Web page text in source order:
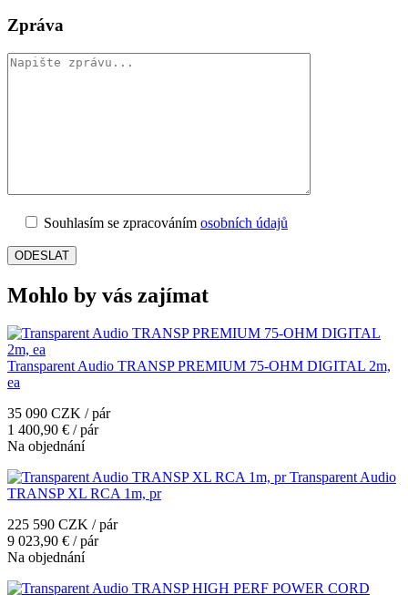
Zpráva
Souhlasím se zpracováním osobních údajů
Mohlo by vás zajímat
Transparent Audio TRANSP PREMIUM 75-OHM DIGITAL 2m,
ea
35 090 CZK / pár
1 400,90 € / pár
Na objednání
Transparent Audio
TRANSP XL RCA 1m, pr
225 590 CZK / pár
9 023,90 € / pár
Na objednání